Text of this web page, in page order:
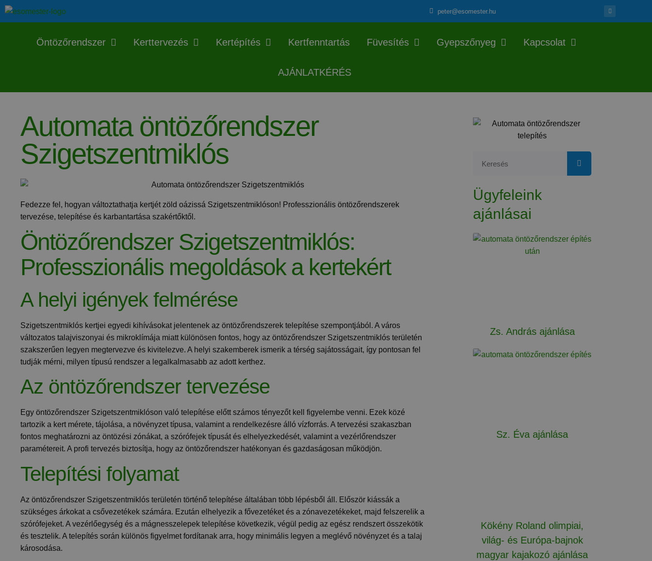
peter@esomester.hu
Öntözőrendszer Kerttervezés Kertépítés Kertfenntartás Füvesítés Gyepszőnyeg Kapcsolat
AJÁNLATKÉRÉS
Automata öntözőrendszer
Szigetszentmiklós
Fedezze fel, hogyan változtathatja kertjét zöld oázissá Szigetszentmiklóson! Professzionális öntözőrendszerek
tervezése, telepítése és karbantartása szakértőktől.
Öntözőrendszer Szigetszentmiklós:
Professzionális megoldások a kertekért
A helyi igények felmérése
Szigetszentmiklós kertjei egyedi kihívásokat jelentenek az öntözőrendszerek telepítése szempontjából. A város
változatos talajviszonyai és mikroklímája miatt különösen fontos, hogy az öntözőrendszer Szigetszentmiklós területén
szakszerűen legyen megtervezve és kivitelezve. A helyi szakemberek ismerik a térség sajátosságait, így pontosan fel
tudják mérni, milyen típusú rendszer a legalkalmasabb az adott kerthez.
Az öntözőrendszer tervezése
Egy öntözőrendszer Szigetszentmiklóson való telepítése előtt számos tényezőt kell figyelembe venni. Ezek közé
tartozik a kert mérete, tájolása, a növényzet típusa, valamint a rendelkezésre álló vízforrás. A tervezési szakaszban
fontos meghatározni az öntözési zónákat, a szórófejek típusát és elhelyezkedését, valamint a vezérlőrendszer
paramétereit. A profi tervezés biztosítja, hogy az öntözőrendszer hatékonyan és gazdaságosan működjön.
Telepítési folyamat
Az öntözőrendszer Szigetszentmiklós területén történő telepítése általában több lépésből áll. Először kiássák a
szükséges árkokat a csővezetékek számára. Ezután elhelyezik a fővezetéket és a zónavezetékeket, majd felszerelik a
szórófejeket. A vezérlőegység és a mágnesszelepek telepítése következik, végül pedig az egész rendszert összekötik
és tesztelik. A telepítés során különös figyelmet fordítanak arra, hogy minimális legyen a meglévő növényzet és a talaj
károsodása.
Ügyfeleink
ajánlásai
Zs. András ajánlása
Sz. Éva ajánlása
Kökény Roland olimpiai,
világ- és Európa-bajnok
magyar kajakozó ajánlása